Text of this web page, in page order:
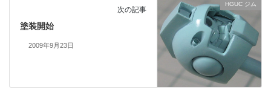
HGUC ジム
次の記事
塗装開始
2009年9月23日